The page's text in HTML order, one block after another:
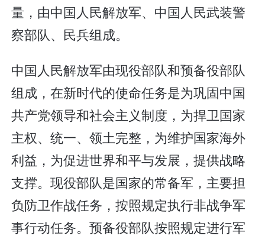
量，由中国人民解放军、中国人民武装警
察部队、民兵组成。
中国人民解放军由现役部队和预备役部队
组成，在新时代的使命任务是为巩固中国
共产党领导和社会主义制度，为捍卫国家
主权、统一、领土完整，为维护国家海外
利益，为促进世界和平与发展，提供战略
支撑。现役部队是国家的常备军，主要担
负防卫作战任务，按照规定执行非战争军
事行动任务。预备役部队按照规定进行军